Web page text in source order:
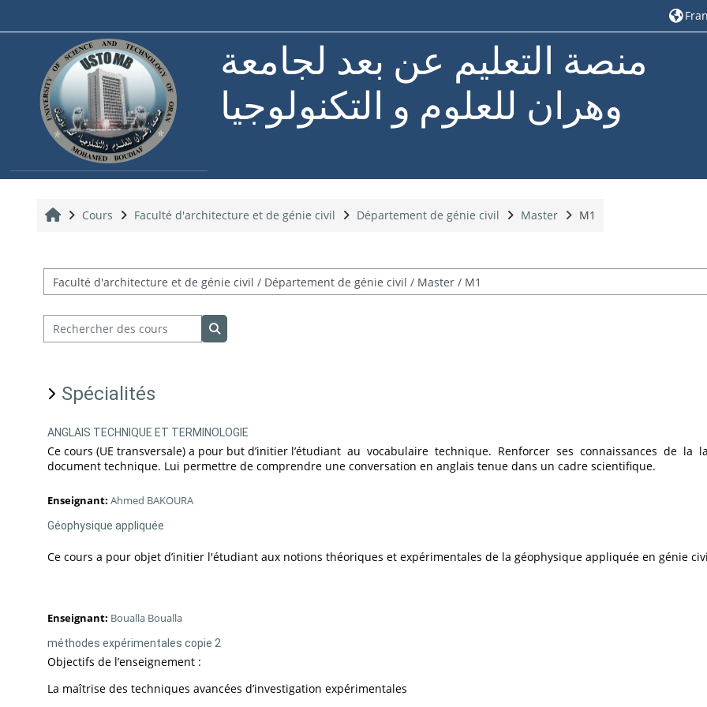
منصة التعليم عن بعد لجامعة
وهران للعلوم و التكنولوجيا
Accueil
Cours Faculté d'architecture et de génie civil Département de génie civil Master M1
Catégories de cours
Rechercher des cours
Rechercher des cours
Spécialités
ANGLAIS TECHNIQUE ET TERMINOLOGIE
Ce cours (UE transversale) a pour but d’initier l’étudiant au vocabulaire technique. Renforcer ses connaissances de la
document technique. Lui permettre de comprendre une conversation en anglais tenue dans un cadre scientifique.
Enseignant: Ahmed BAKOURA
Géophysique appliquée
Ce cours a pour objet d’initier l'étudiant aux notions théoriques et expérimentales de la géophysique appliquée en génie
Enseignant: Boualla Boualla
méthodes expérimentales copie 2
Objectifs de l’enseignement :
La maîtrise des techniques avancées d’investigation expérimentales